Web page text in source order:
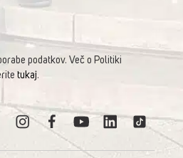
podatkov. Več o Politiki
tukaj.